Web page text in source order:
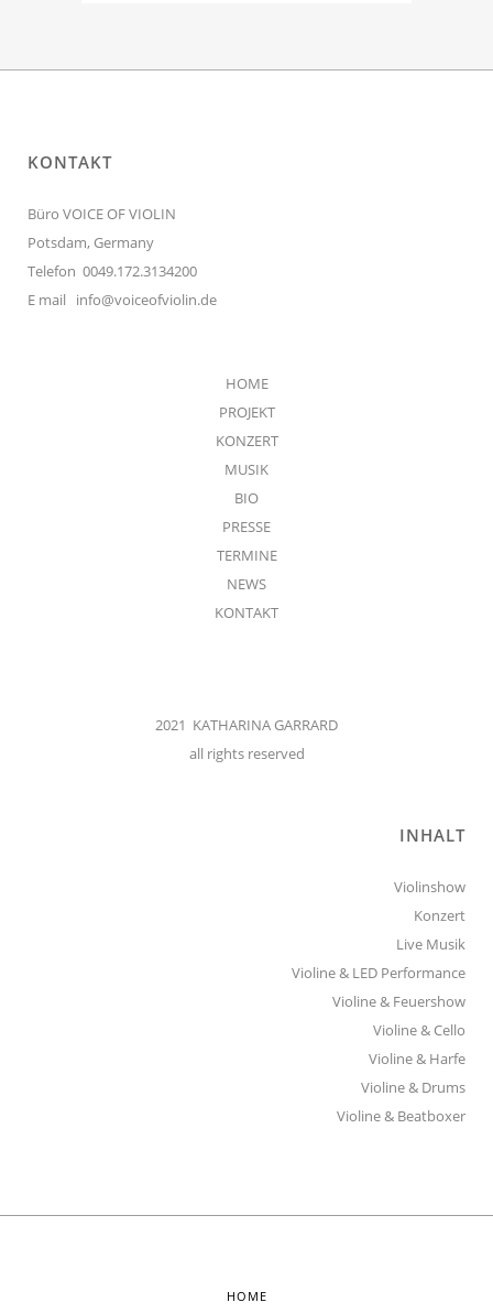
KONTAKT
Büro VOICE OF VIOLIN
Potsdam, Germany
Telefon 0049.172.3134200
E mail info@voiceofviolin.de
HOME
PROJEKT
KONZERT
MUSIK
BIO
PRESSE
TERMINE
NEWS
KONTAKT
2021 KATHARINA GARRARD
all rights reserved
INHALT
Violinshow
Konzert
Live Musik
Violine & LED Performance
Violine & Feuershow
Violine & Cello
Violine & Harfe
Violine & Drums
Violine & Beatboxer
HOME